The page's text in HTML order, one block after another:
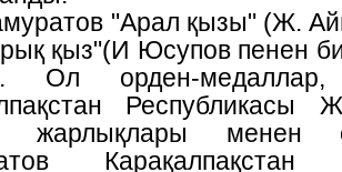
қыз"(И Юсупов пенен
Ол орден-
Республикасы
жарлықлары менен
Карақалпақстан